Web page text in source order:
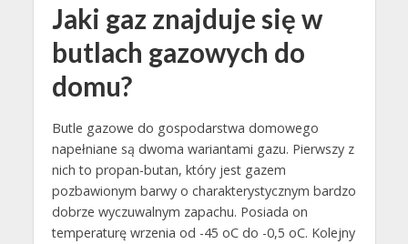
Jaki gaz znajduje się w
butlach gazowych do
domu?
Butle gazowe do gospodarstwa domowego
napełniane są dwoma wariantami gazu. Pierwszy z
nich to propan-butan, który jest gazem
pozbawionym barwy o charakterystycznym bardzo
dobrze wyczuwalnym zapachu. Posiada on
temperaturę wrzenia od -45 oC do -0,5 oC. Kolejny